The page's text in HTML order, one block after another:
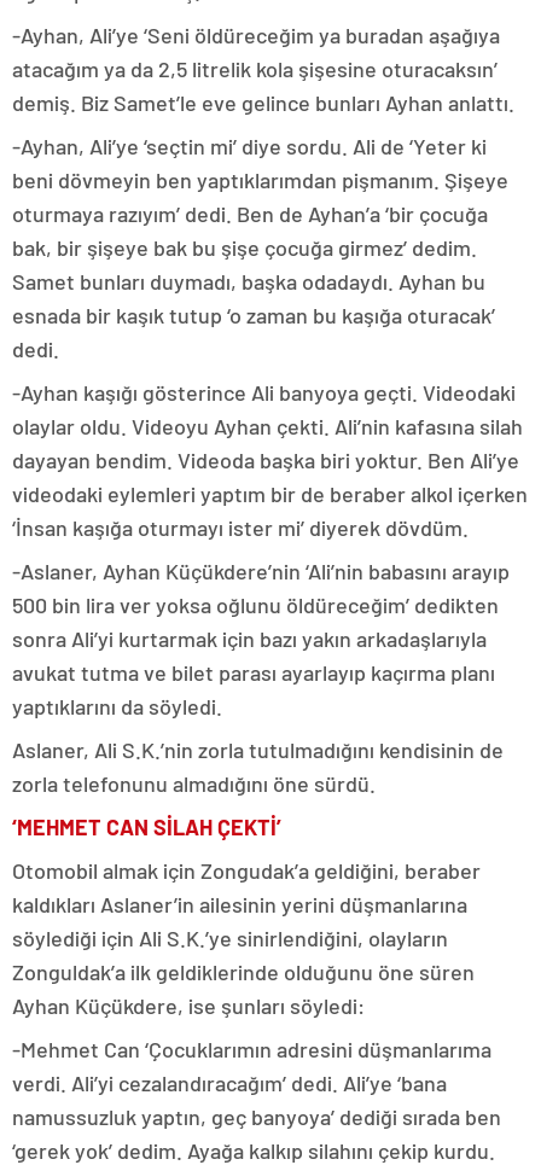
-Ayhan, Ali’ye ‘Seni öldüreceğim ya buradan aşağıya
atacağım ya da 2,5 litrelik kola şişesine oturacaksın’
demiş. Biz Samet’le eve gelince bunları Ayhan anlattı.
-Ayhan, Ali’ye ‘seçtin mi’ diye sordu. Ali de ‘Yeter ki
beni dövmeyin ben yaptıklarımdan pişmanım. Şişeye
oturmaya razıyım’ dedi. Ben de Ayhan’a ‘bir çocuğa
bak, bir şişeye bak bu şişe çocuğa girmez’ dedim.
Samet bunları duymadı, başka odadaydı. Ayhan bu
esnada bir kaşık tutup ‘o zaman bu kaşığa oturacak’
dedi.
-Ayhan kaşığı gösterince Ali banyoya geçti. Videodaki
olaylar oldu. Videoyu Ayhan çekti. Ali’nin kafasına silah
dayayan bendim. Videoda başka biri yoktur. Ben Ali’ye
videodaki eylemleri yaptım bir de beraber alkol içerken
‘İnsan kaşığa oturmayı ister mi’ diyerek dövdüm.
-Aslaner, Ayhan Küçükdere’nin ‘Ali’nin babasını arayıp
500 bin lira ver yoksa oğlunu öldüreceğim’ dedikten
sonra Ali’yi kurtarmak için bazı yakın arkadaşlarıyla
avukat tutma ve bilet parası ayarlayıp kaçırma planı
yaptıklarını da söyledi.
Aslaner, Ali S.K.’nin zorla tutulmadığını kendisinin de
zorla telefonunu almadığını öne sürdü.
‘MEHMET CAN SİLAH ÇEKTİ’
Otomobil almak için Zongudak’a geldiğini, beraber
kaldıkları Aslaner’in ailesinin yerini düşmanlarına
söylediği için Ali S.K.’ye sinirlendiğini, olayların
Zonguldak’a ilk geldiklerinde olduğunu öne süren
Ayhan Küçükdere, ise şunları söyledi:
-Mehmet Can ‘Çocuklarımın adresini düşmanlarıma
verdi. Ali’yi cezalandıracağım’ dedi. Ali’ye ‘bana
namussuzluk yaptın, geç banyoya’ dediği sırada ben
‘gerek yok’ dedim. Ayağa kalkıp silahını çekip kurdu.